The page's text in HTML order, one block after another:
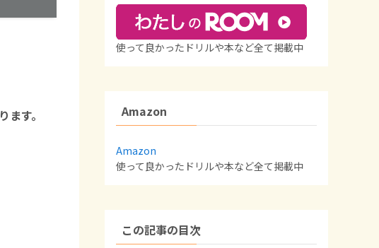
す。
使って良かったドリルや本など全て掲載中
Amazon
Amazon
使って良かったドリルや本など全て掲載中
この記事の目次